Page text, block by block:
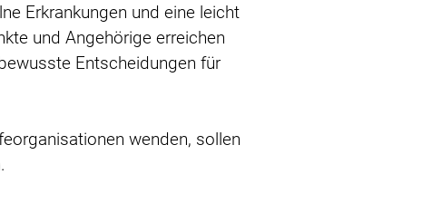
Erkrankungen und eine leicht
und Angehörige erreichen
Entscheidungen für
wenden, sollen